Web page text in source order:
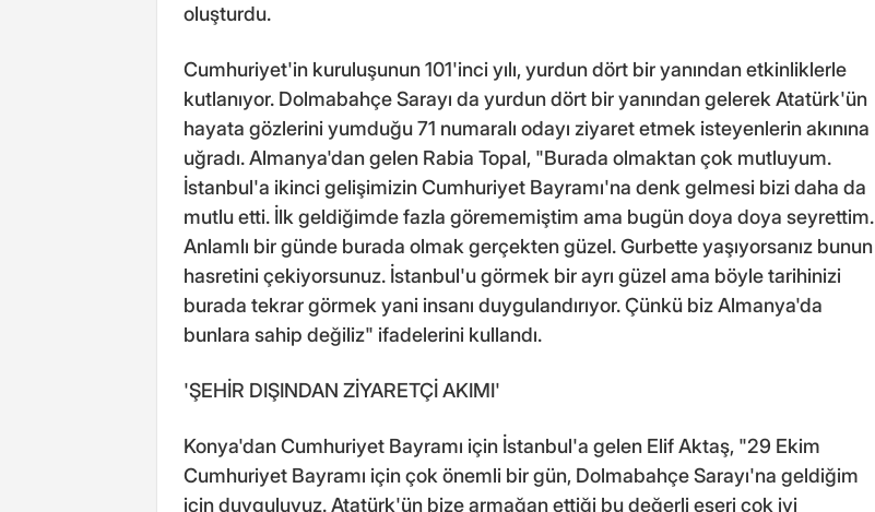
oluşturdu.
Cumhuriyet'in kuruluşunun 101'inci yılı, yurdun dört bir yanından etkinliklerle
kutlanıyor. Dolmabahçe Sarayı da yurdun dört bir yanından gelerek Atatürk'ün
hayata gözlerini yumduğu 71 numaralı odayı ziyaret etmek isteyenlerin akınına
uğradı. Almanya'dan gelen Rabia Topal, "Burada olmaktan çok mutluyum.
İstanbul'a ikinci gelişimizin Cumhuriyet Bayramı'na denk gelmesi bizi daha da
mutlu etti. İlk geldiğimde fazla görememiştim ama bugün doya doya seyrettim.
Anlamlı bir günde burada olmak gerçekten güzel. Gurbette yaşıyorsanız bunun
hasretini çekiyorsunuz. İstanbul'u görmek bir ayrı güzel ama böyle tarihinizi
burada tekrar görmek yani insanı duygulandırıyor. Çünkü biz Almanya'da
bunlara sahip değiliz" ifadelerini kullandı.
'ŞEHİR DIŞINDAN ZİYARETÇİ AKIMI'
Konya'dan Cumhuriyet Bayramı için İstanbul'a gelen Elif Aktaş, "29 Ekim
Cumhuriyet Bayramı için çok önemli bir gün, Dolmabahçe Sarayı'na geldiğim
için duyguluyuz. Atatürk'ün bize armağan ettiği bu değerli eseri çok iyi